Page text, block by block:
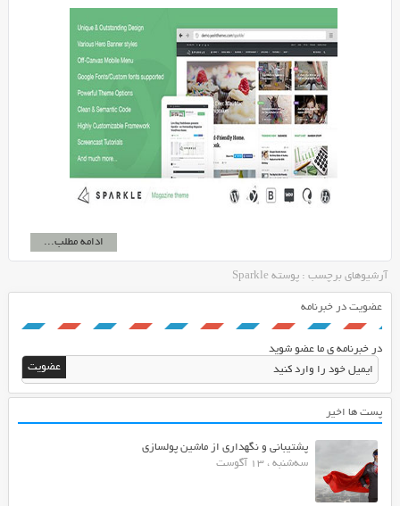
ادامه مطلب...
آرشیوهای برچسب : پوسته Sparkle
عضویت در خبرنامه
در خبرنامه ی ما عضو شوید
پست ها اخیر
پشتیبانی و نگهداری از ماشین پولسازی
سه‌شنبه ، 13 آگوست